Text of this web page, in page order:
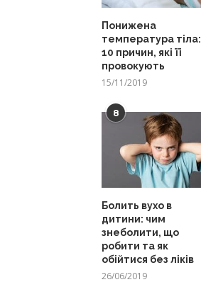
Понижена
температура тіла:
10 причин, які її
провокують
15/11/2019
8
Болить вухо в
дитини: чим
знеболити, що
робити та як
обійтися без ліків
26/06/2019